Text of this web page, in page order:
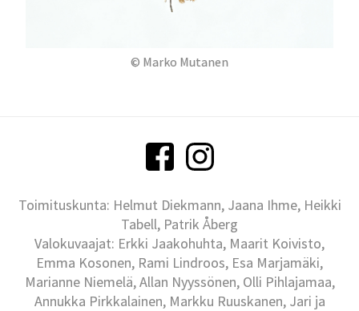
© Marko Mutanen
Toimituskunta: Helmut Diekmann, Jaana Ihme, Heikki
Tabell, Patrik Åberg
Valokuvaajat: Erkki Jaakohuhta, Maarit Koivisto,
Emma Kosonen, Rami Lindroos, Esa Marjamäki,
Marianne Niemelä, Allan Nyyssönen, Olli Pihlajamaa,
Annukka Pirkkalainen, Markku Ruuskanen, Jari ja